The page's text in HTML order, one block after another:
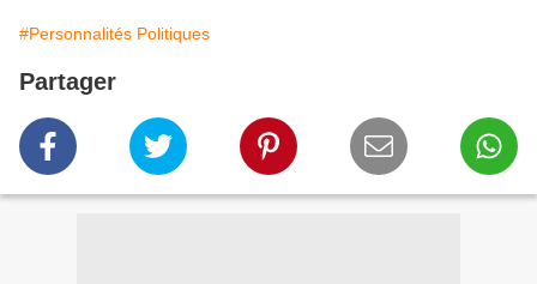
#Personnalités Politiques
Partager